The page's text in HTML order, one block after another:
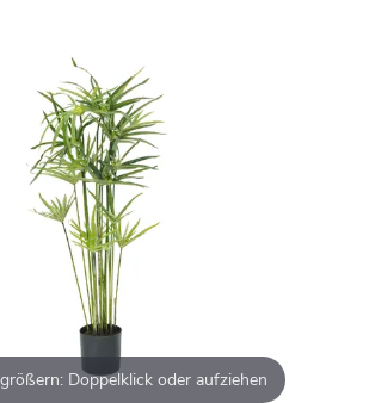
Doppelklick oder aufziehen